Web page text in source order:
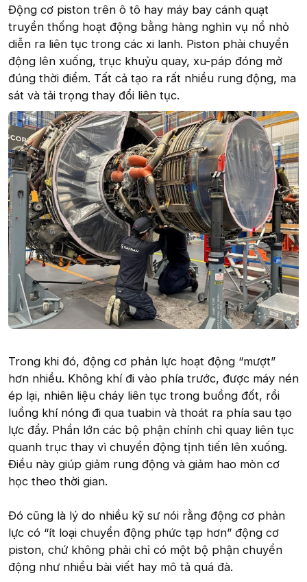
Động cơ piston trên ô tô hay máy bay cánh quạt
truyền thống hoạt động bằng hàng nghìn vụ nổ nhỏ
diễn ra liên tục trong các xi lanh. Piston phải chuyển
động lên xuống, trục khuỷu quay, xu-páp đóng mở
đúng thời điểm. Tất cả tạo ra rất nhiều rung động, ma
sát và tải trọng thay đổi liên tục.
Trong khi đó, động cơ phản lực hoạt động “mượt”
hơn nhiều. Không khí đi vào phía trước, được máy nén
ép lại, nhiên liệu cháy liên tục trong buồng đốt, rồi
luồng khí nóng đi qua tuabin và thoát ra phía sau tạo
lực đẩy. Phần lớn các bộ phận chính chỉ quay liên tục
quanh trục thay vì chuyển động tịnh tiến lên xuống.
Điều này giúp giảm rung động và giảm hao mòn cơ
học theo thời gian.
Đó cũng là lý do nhiều kỹ sư nói rằng động cơ phản
lực có “ít loại chuyển động phức tạp hơn” động cơ
piston, chứ không phải chỉ có một bộ phận chuyển
động như nhiều bài viết hay mô tả quá đà.